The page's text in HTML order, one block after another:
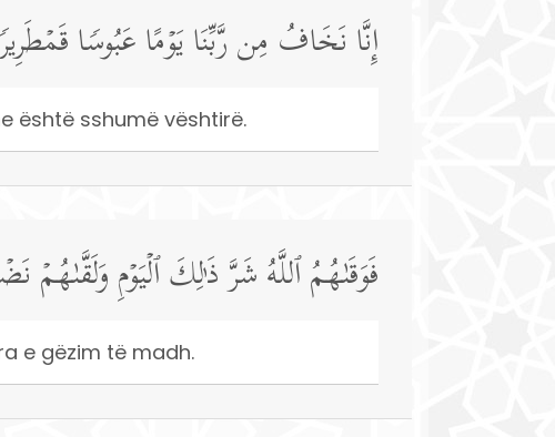
إِنَّا نَخَافُ مِن رَّبِّنَا یَوۡمًا عَبُوسࣰا
është sshumë vështirë.
فَوَقَىٰهُمُ ٱللَّهُ شَرَّ ذَ ٰ⁠لِكَ ٱلۡیَوۡمِ وَلَقَّىٰهُمۡ
e gëzim të madh.